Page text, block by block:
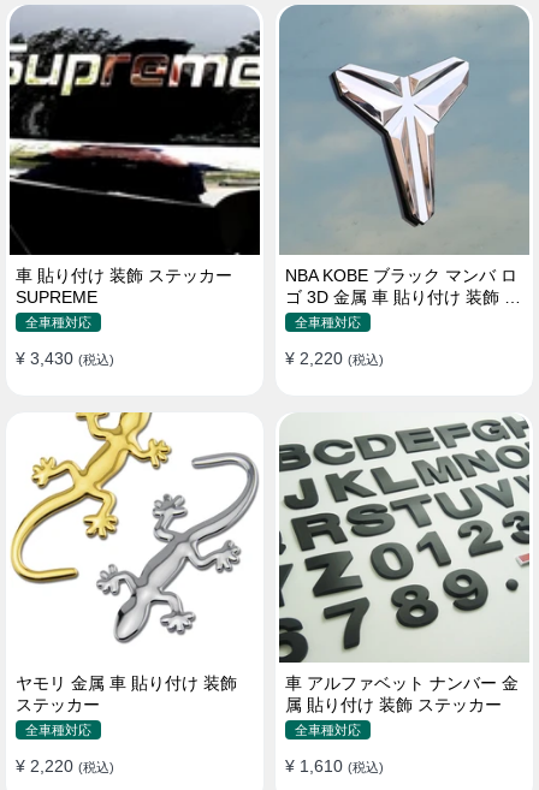
車 貼り付け 装飾 ステッカー
SUPREME
全車種対応
¥ 3,430 (税込)
NBA KOBE ブラック マンバ ロ
ゴ 3D 金属 車 貼り付け 装飾 ス
テッカー
全車種対応
¥ 2,220 (税込)
ヤモリ 金属 車 貼り付け 装飾
ステッカー
全車種対応
¥ 2,220 (税込)
車 アルファベット ナンバー 金
属 貼り付け 装飾 ステッカー
全車種対応
¥ 1,610 (税込)